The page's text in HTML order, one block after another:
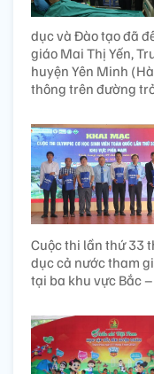
dục và Đào tạo đã
giáo Mai Thị Yến,
huyện Yên Minh
thông trên đường
Cuộc thi lần thứ 33
dục cả nước tham
tại ba khu vực Bắc